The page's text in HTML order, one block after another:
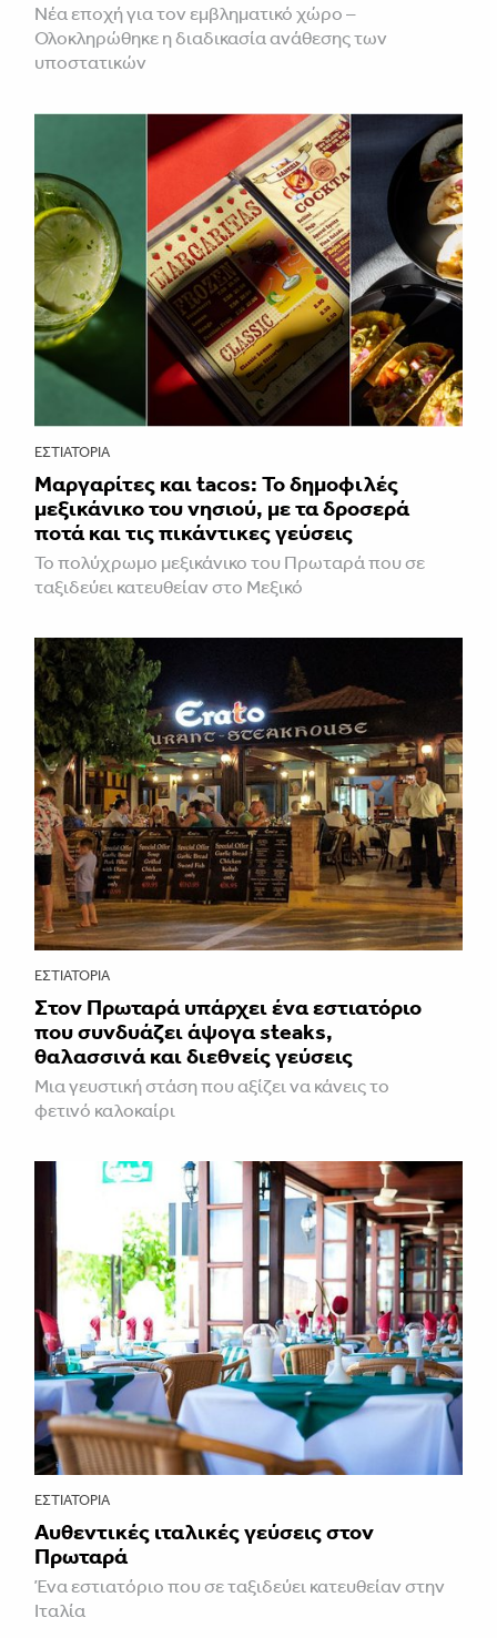
Νέα εποχή για τον εμβληματικό χώρο –
Ολοκληρώθηκε η διαδικασία ανάθεσης των
υποστατικών
ΕΣΤΙΑΤΌΡΙΑ
Μαργαρίτες και tacos: Το δημοφιλές
μεξικάνικο του νησιού, με τα δροσερά
ποτά και τις πικάντικες γεύσεις
Το πολύχρωμο μεξικάνικο του Πρωταρά που σε
ταξιδεύει κατευθείαν στο Μεξικό
ΕΣΤΙΑΤΌΡΙΑ
Στον Πρωταρά υπάρχει ένα εστιατόριο
που συνδυάζει άψογα steaks,
θαλασσινά και διεθνείς γεύσεις
Μια γευστική στάση που αξίζει να κάνεις το
φετινό καλοκαίρι
ΕΣΤΙΑΤΌΡΙΑ
Αυθεντικές ιταλικές γεύσεις στον
Πρωταρά
Ένα εστιατόριο που σε ταξιδεύει κατευθείαν στην
Ιταλία